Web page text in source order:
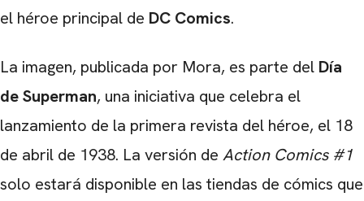
el héroe principal de DC Comics.
La imagen, publicada por Mora, es parte del Día
de Superman, una iniciativa que celebra el
lanzamiento de la primera revista del héroe, el 18
de abril de 1938. La versión de Action Comics #1
solo estará disponible en las tiendas de cómics que